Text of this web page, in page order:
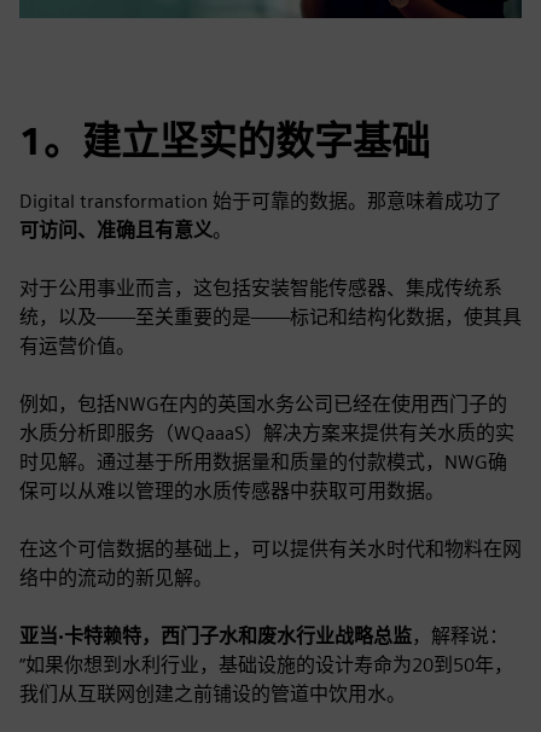
1。建立坚实的数字基础
Digital transformation 始于可靠的数据。那意味着成功了
可访问、准确且有意义。
对于公用事业而言，这包括安装智能传感器、集成传统系
统，以及——至关重要的是——标记和结构化数据，使其具
有运营价值。
例如，包括NWG在内的英国水务公司已经在使用西门子的
水质分析即服务（WQaaaS）解决方案来提供有关水质的实
时见解。通过基于所用数据量和质量的付款模式，NWG确
保可以从难以管理的水质传感器中获取可用数据。
在这个可信数据的基础上，可以提供有关水时代和物料在网
络中的流动的新见解。
亚当·卡特赖特，西门子水和废水行业战略总监，解释说：
“如果你想到水利行业，基础设施的设计寿命为20到50年，
我们从互联网创建之前铺设的管道中饮用水。